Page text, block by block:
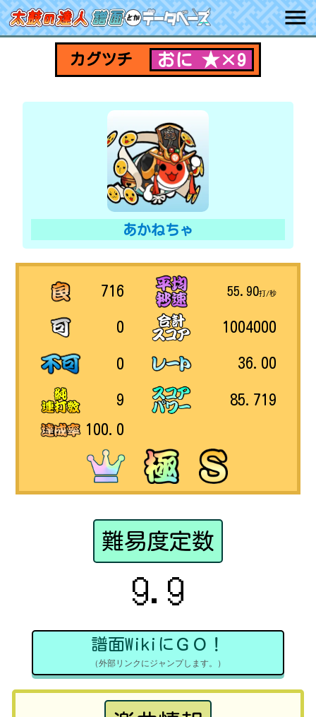
カグツチ おに ★×9
あかねちゃ
716
0
0
9
100.0
55.90打/秒
1004000
36.00
85.719
難易度定数
9.9
譜面WikiにＧＯ！
（外部リンクにジャンプします。）